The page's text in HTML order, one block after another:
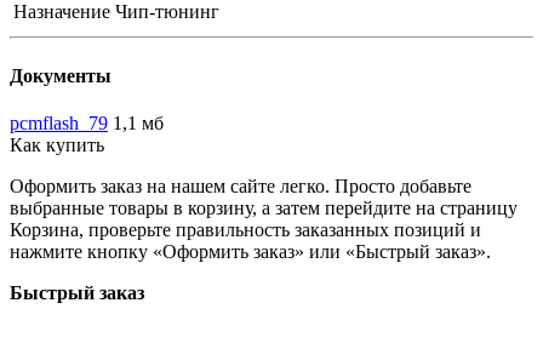
Назначение Чип-тюнинг
Документы
pcmflash_79 1,1 мб
Как купить
Оформить заказ на нашем сайте легко. Просто добавьте
выбранные товары в корзину, а затем перейдите на страницу
Корзина, проверьте правильность заказанных позиций и
нажмите кнопку «Оформить заказ» или «Быстрый заказ».
Быстрый заказ